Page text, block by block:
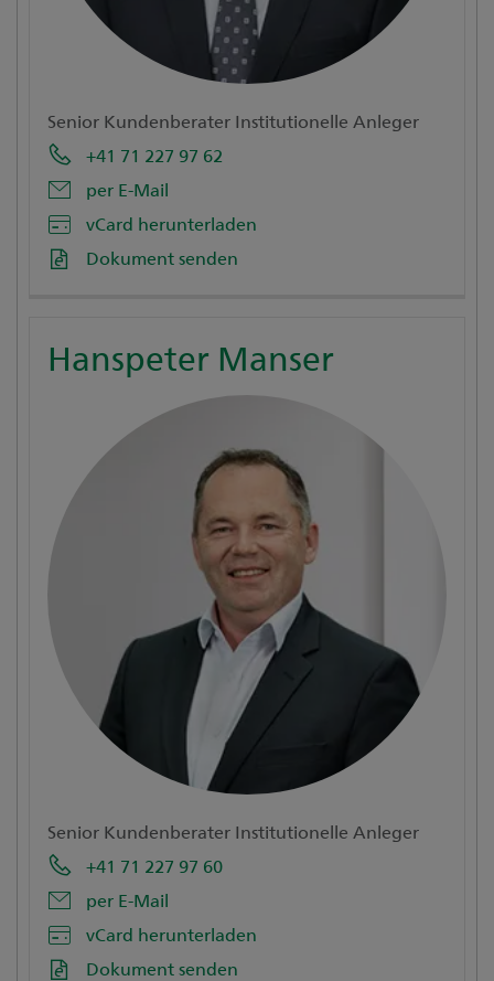
Senior Kundenberater Institutionelle Anleger
+41 71 227 97 62
per E-Mail
vCard herunterladen
Dokument senden
Hanspeter Manser
Senior Kundenberater Institutionelle Anleger
+41 71 227 97 60
per E-Mail
vCard herunterladen
Dokument senden